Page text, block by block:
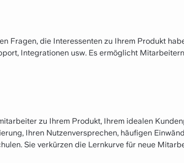
Fragen, die Interessenten zu Ihrem Produkt
Integrationen usw. Es ermöglicht
zu Ihrem Produkt, Ihrem idealen
Ihren Nutzenversprechen, häufigen
Sie verkürzen die Lernkurve für neue